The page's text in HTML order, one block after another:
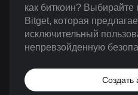
как биткоин?
Bitget, которая
исключительный
непревзойденную
Создать